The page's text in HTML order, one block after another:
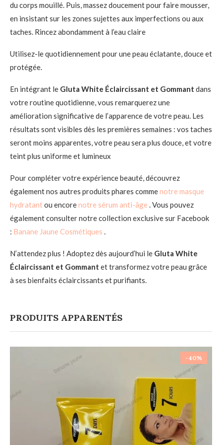
du corps mouillé. Puis, massez doucement pour faire mousser,
en insistant sur les zones sujettes aux imperfections ou aux
taches. Rincez abondamment à l’eau claire
Utilisez-le quotidiennement pour une peau éclatante, douce et
protégée.
En intégrant le Gluta White Éclaircissant et Gommant dans
votre routine quotidienne, vous remarquerez une
amélioration significative de l’apparence de votre peau. Les
résultats sont visibles dès les premières semaines : vos taches
seront moins apparentes, votre peau sera plus douce, et votre
teint plus uniforme et lumineux
Pour compléter votre expérience beauté, découvrez
également nos autres produits phares commenotre masque
hydratantou encorenotre sérum anti-âge . Vous pouvez
également consulter notre collection exclusive sur Facebook
: Banane Jaune Cosmétiques .
N’attendez plus ! Adoptez dès aujourd’hui le Gluta White
Éclaircissant et Gommant et transformez votre peau grâce
à ses bienfaits éclaircissants et purifiants.
PRODUITS APPARENTÉS
-40%